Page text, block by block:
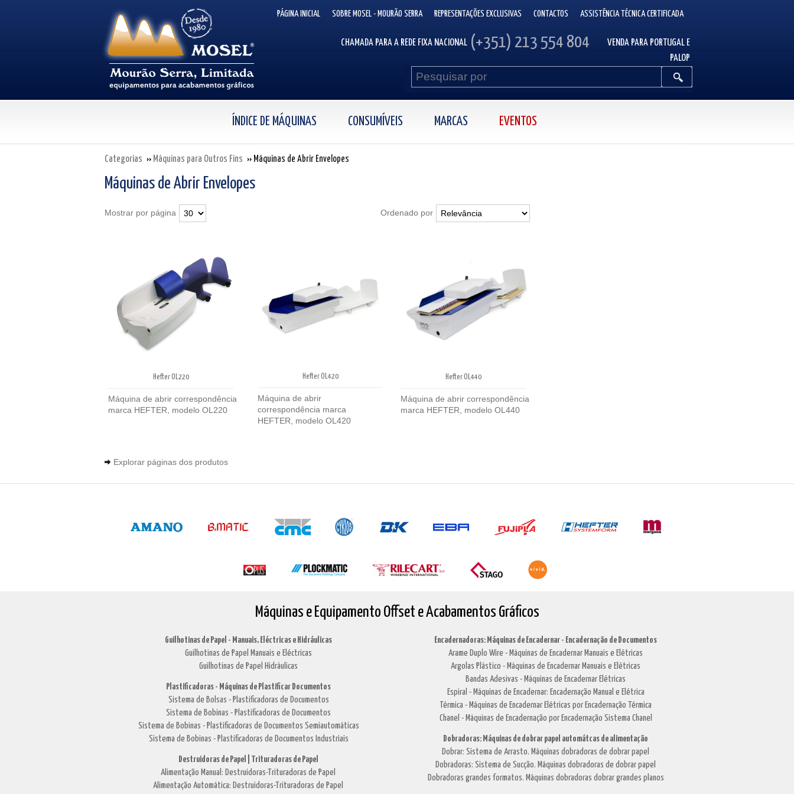
PÁGINA INICIAL SOBRE MOSEL - MOURÃO SERRA REPRESENTAÇÕES EXCLUSIVAS CONTACTOS ASSISTÊNCIA TÉCNICA CERTIFICADA
CHAMADA PARA A REDE FIXA NACIONAL (+351) 213 554 804
VENDA PARA PORTUGAL E
PALOP
ÍNDICE DE MÁQUINAS CONSUMÍVEIS MARCAS EVENTOS
Categorias Máquinas para Outros Fins Máquinas de Abrir Envelopes
Máquinas de Abrir Envelopes
Mostrar por página Ordenado por
Hefter OL220
Máquina de abrir correspondência
marca HEFTER, modelo OL220
Hefter OL420
Máquina de abrir
correspondência marca
HEFTER, modelo OL420
Hefter OL440
Máquina de abrir correspondência
marca HEFTER, modelo OL440
Explorar páginas dos produtos
Máquinas e Equipamento Offset e Acabamentos Gráficos
Guilhotinas de Papel - Manuais, Eléctricas e Hidráulicas
Guilhotinas de Papel Manuais e Eléctricas
Guilhotinas de Papel Hidráulicas
Plastificadoras - Máquinas de Plastificar Documentos
Sistema de Bolsas - Plastificadoras de Documentos
Sistema de Bobinas - Plastificadoras de Documentos
Sistema de Bobinas - Plastificadoras de Documentos Semiautomáticas
Sistema de Bobinas - Plastificadoras de Documentos Industriais
Destruidoras de Papel | Trituradoras de Papel
Alimentação Manual: Destruidoras-Trituradoras de Papel
Alimentação Automática: Destruidoras-Trituradoras de Papel
Encadernadoras: Máquinas de Encadernar - Encadernação de Documentos
Arame Duplo Wire - Máquinas de Encadernar Manuais e Elétricas
Argolas Plástico - Máquinas de Encadernar Manuais e Elétricas
Bandas Adesivas - Máquinas de Encadernar Elétricas
Espiral - Máquinas de Encadernar: Encadernação Manual e Elétrica
Térmica - Máquinas de Encadernar Elétricas por Encadernação Térmica
Chanel - Máquinas de Encadernação por Encadernação Sistema Chanel
Dobradoras: Máquinas de dobrar papel automátcas de alimentação
Dobrar: Sistema de Arrasto. Máquinas dobradoras de dobrar papel
Dobradoras: Sistema de Sucção. Máquinas dobradoras de dobrar papel
Dobradoras grandes formatos. Máquinas dobradoras dobrar grandes planos